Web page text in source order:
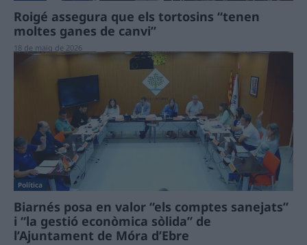
Roigé assegura que els tortosins “tenen
moltes ganes de canvi”
18 de maig de 2026
Política
Biarnés posa en valor “els comptes sanejats”
i “la gestió econòmica sòlida” de
l’Ajuntament de Móra d’Ebre